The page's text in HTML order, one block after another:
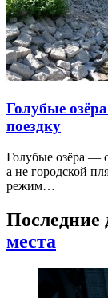
Голубые
поездку
Голубые озёра —
а не городской
режим…
Последние
места